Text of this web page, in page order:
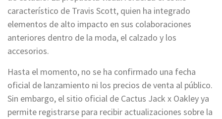
característico de Travis Scott, quien ha integrado
elementos de alto impacto en sus colaboraciones
anteriores dentro de la moda, el calzado y los
accesorios.
Hasta el momento, no se ha confirmado una fecha
oficial de lanzamiento ni los precios de venta al público.
Sin embargo, el sitio oficial de Cactus Jack x Oakley ya
permite registrarse para recibir actualizaciones sobre la